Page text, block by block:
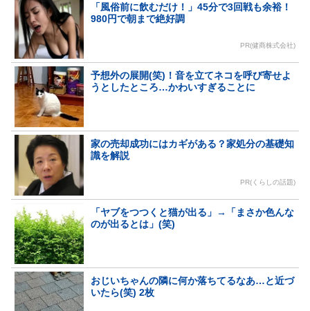
「風俗前に飲むだけ！」45分で3回戦も余裕！
980円で朝まで絶好調
PR(健商株式会社)
予想外の展開(笑)！音を立てネコを呼び寄せよ
うとしたところ…かわいすぎることに
家の売却成功にはカギがある？家処分の基礎知
識を解説
PR(くらしの話題)
「ヤブをつつくと猫が出る」→「まさか色んな
のが出るとは」(笑)
おじいちゃんの隣に何か落ちてるなあ…と近づ
いたら(笑) 2枚